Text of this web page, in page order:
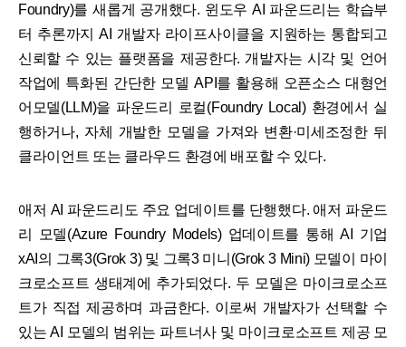
Foundry)를 새롭게 공개했다. 윈도우 AI 파운드리는 학습부
터 추론까지 AI 개발자 라이프사이클을 지원하는 통합되고
신뢰할 수 있는 플랫폼을 제공한다. 개발자는 시각 및 언어
작업에 특화된 간단한 모델 API를 활용해 오픈소스 대형언
어모델(LLM)을 파운드리 로컬(Foundry Local) 환경에서 실
행하거나, 자체 개발한 모델을 가져와 변환·미세조정한 뒤
클라이언트 또는 클라우드 환경에 배포할 수 있다.
애저 AI 파운드리도 주요 업데이트를 단행했다. 애저 파운드
리 모델(Azure Foundry Models) 업데이트를 통해 AI 기업
xAI의 그록3(Grok 3) 및 그록3 미니(Grok 3 Mini) 모델이 마이
크로소프트 생태계에 추가되었다. 두 모델은 마이크로소프
트가 직접 제공하며 과금한다. 이로써 개발자가 선택할 수
있는 AI 모델의 범위는 파트너사 및 마이크로소프트 제공 모